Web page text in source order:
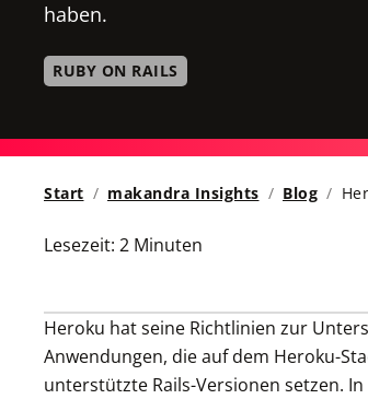
RUBY ON RAILS
haben.
Start makandra Insights Blog
Lesezeit: 2 Minuten
Heroku hat seine Richtlinien zur
Anwendungen, die auf dem Heroku-
unterstützte Rails-Versionen setzen.